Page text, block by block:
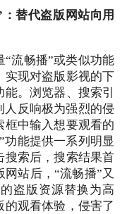
替代盗版网站向用
畅播”或类似功能
现对盗版影视的下
。浏览器、搜索引
人反响极为强烈的侵
框中输入想要观看的
功能提供一系列明显
搜索后，搜索结果首
站后，“流畅播”又
盗版资源替换为高
观看体验，侵害了